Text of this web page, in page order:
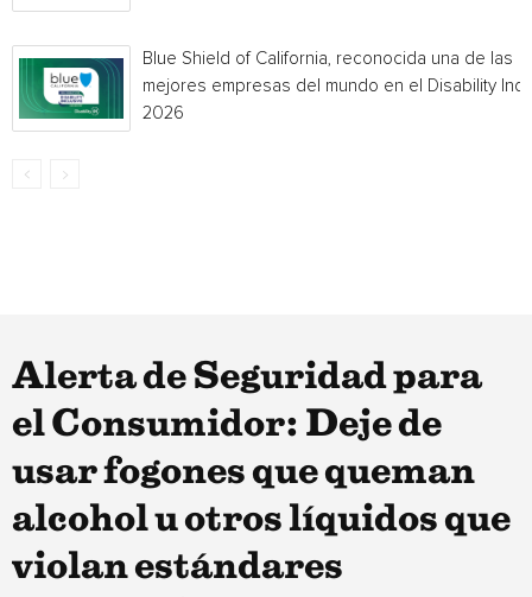
Blue Shield of California, reconocida una de las
mejores empresas del mundo en el Disability
2026
Alerta de Seguridad para
el Consumidor: Deje de
usar fogones que queman
alcohol u otros líquidos que
violan estándares